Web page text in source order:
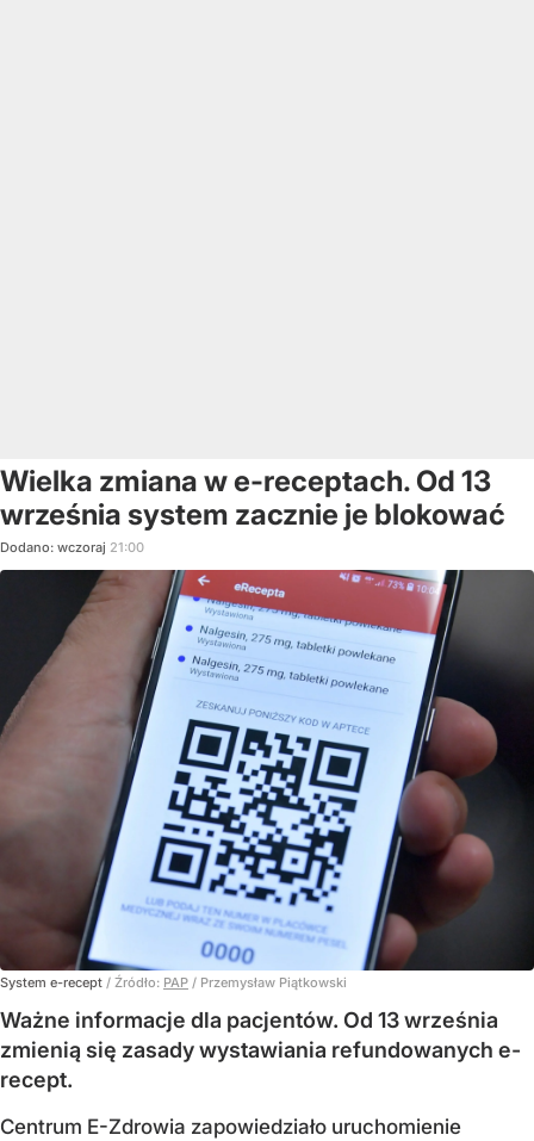
Wielka zmiana w e-receptach. Od 13
września system zacznie je blokować
Dodano: wczoraj 21:00
System e-recept / Źródło: PAP / Przemysław Piątkowski
Ważne informacje dla pacjentów. Od 13 września
zmienią się zasady wystawiania refundowanych e-
recept.
Centrum E-Zdrowia zapowiedziało uruchomienie